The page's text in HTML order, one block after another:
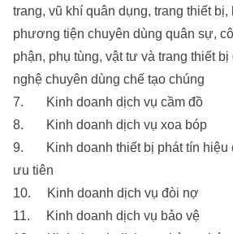
trang, vũ khí quân dụng, trang thiết bị,
phương tiện chuyên dùng quân sự,
phận, phụ tùng, vật tư và trang thiết
nghệ chuyên dùng chế tạo chúng
7. Kinh doanh dịch vụ cầm đồ
8. Kinh doanh dịch vụ xoa bóp
9. Kinh doanh thiết bị phát tín hiệu
ưu tiên
10. Kinh doanh dịch vụ đòi nợ
11. Kinh doanh dịch vụ bảo vệ